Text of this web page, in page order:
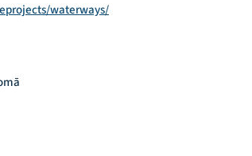
waterways/